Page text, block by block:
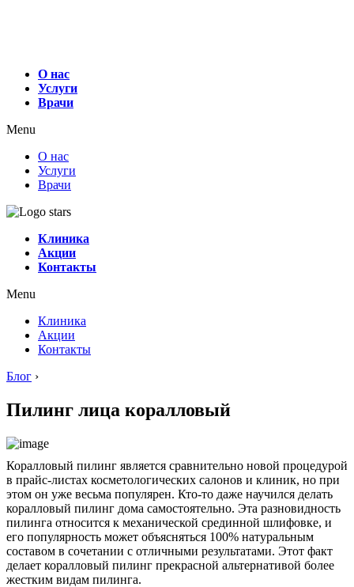
О нас
Услуги
Врачи
Menu
О нас
Услуги
Врачи
Клиника
Акции
Контакты
Menu
Клиника
Акции
Контакты
Блог ›
Пилинг лица коралловый
Коралловый пилинг является сравнительно новой процедурой
в прайс-листах косметологических салонов и клиник, но при
этом он уже весьма популярен. Кто-то даже научился делать
коралловый пилинг дома самостоятельно. Эта разновидность
пилинга относится к механической срединной шлифовке, и
его популярность может объясняться 100% натуральным
составом в сочетании с отличными результатами. Этот факт
делает коралловый пилинг прекрасной альтернативой более
жестким видам пилинга.